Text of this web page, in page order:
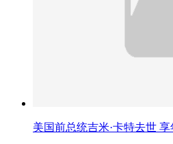
美国前总统吉米·卡特去世 享